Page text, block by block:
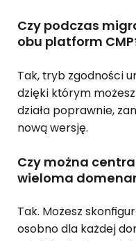
Czy podczas
obu platform
Tak, tryb zgodności
dzięki którym
działa poprawnie,
nową wersję.
Czy można
wieloma
Tak. Możesz
osobno dla każdej